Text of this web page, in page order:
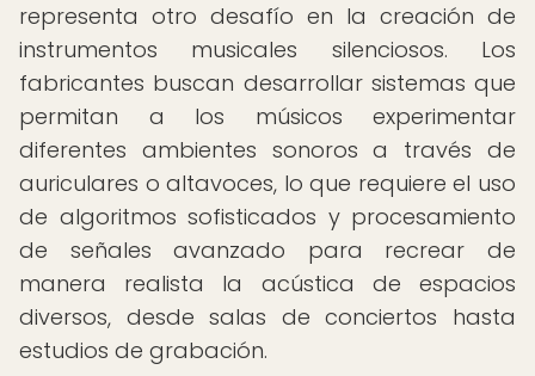
representa otro desafío en la creación de
instrumentos musicales silenciosos. Los
fabricantes buscan desarrollar sistemas que
permitan a los músicos experimentar
diferentes ambientes sonoros a través de
auriculares o altavoces, lo que requiere el uso
de algoritmos sofisticados y procesamiento
de señales avanzado para recrear de
manera realista la acústica de espacios
diversos, desde salas de conciertos hasta
estudios de grabación.